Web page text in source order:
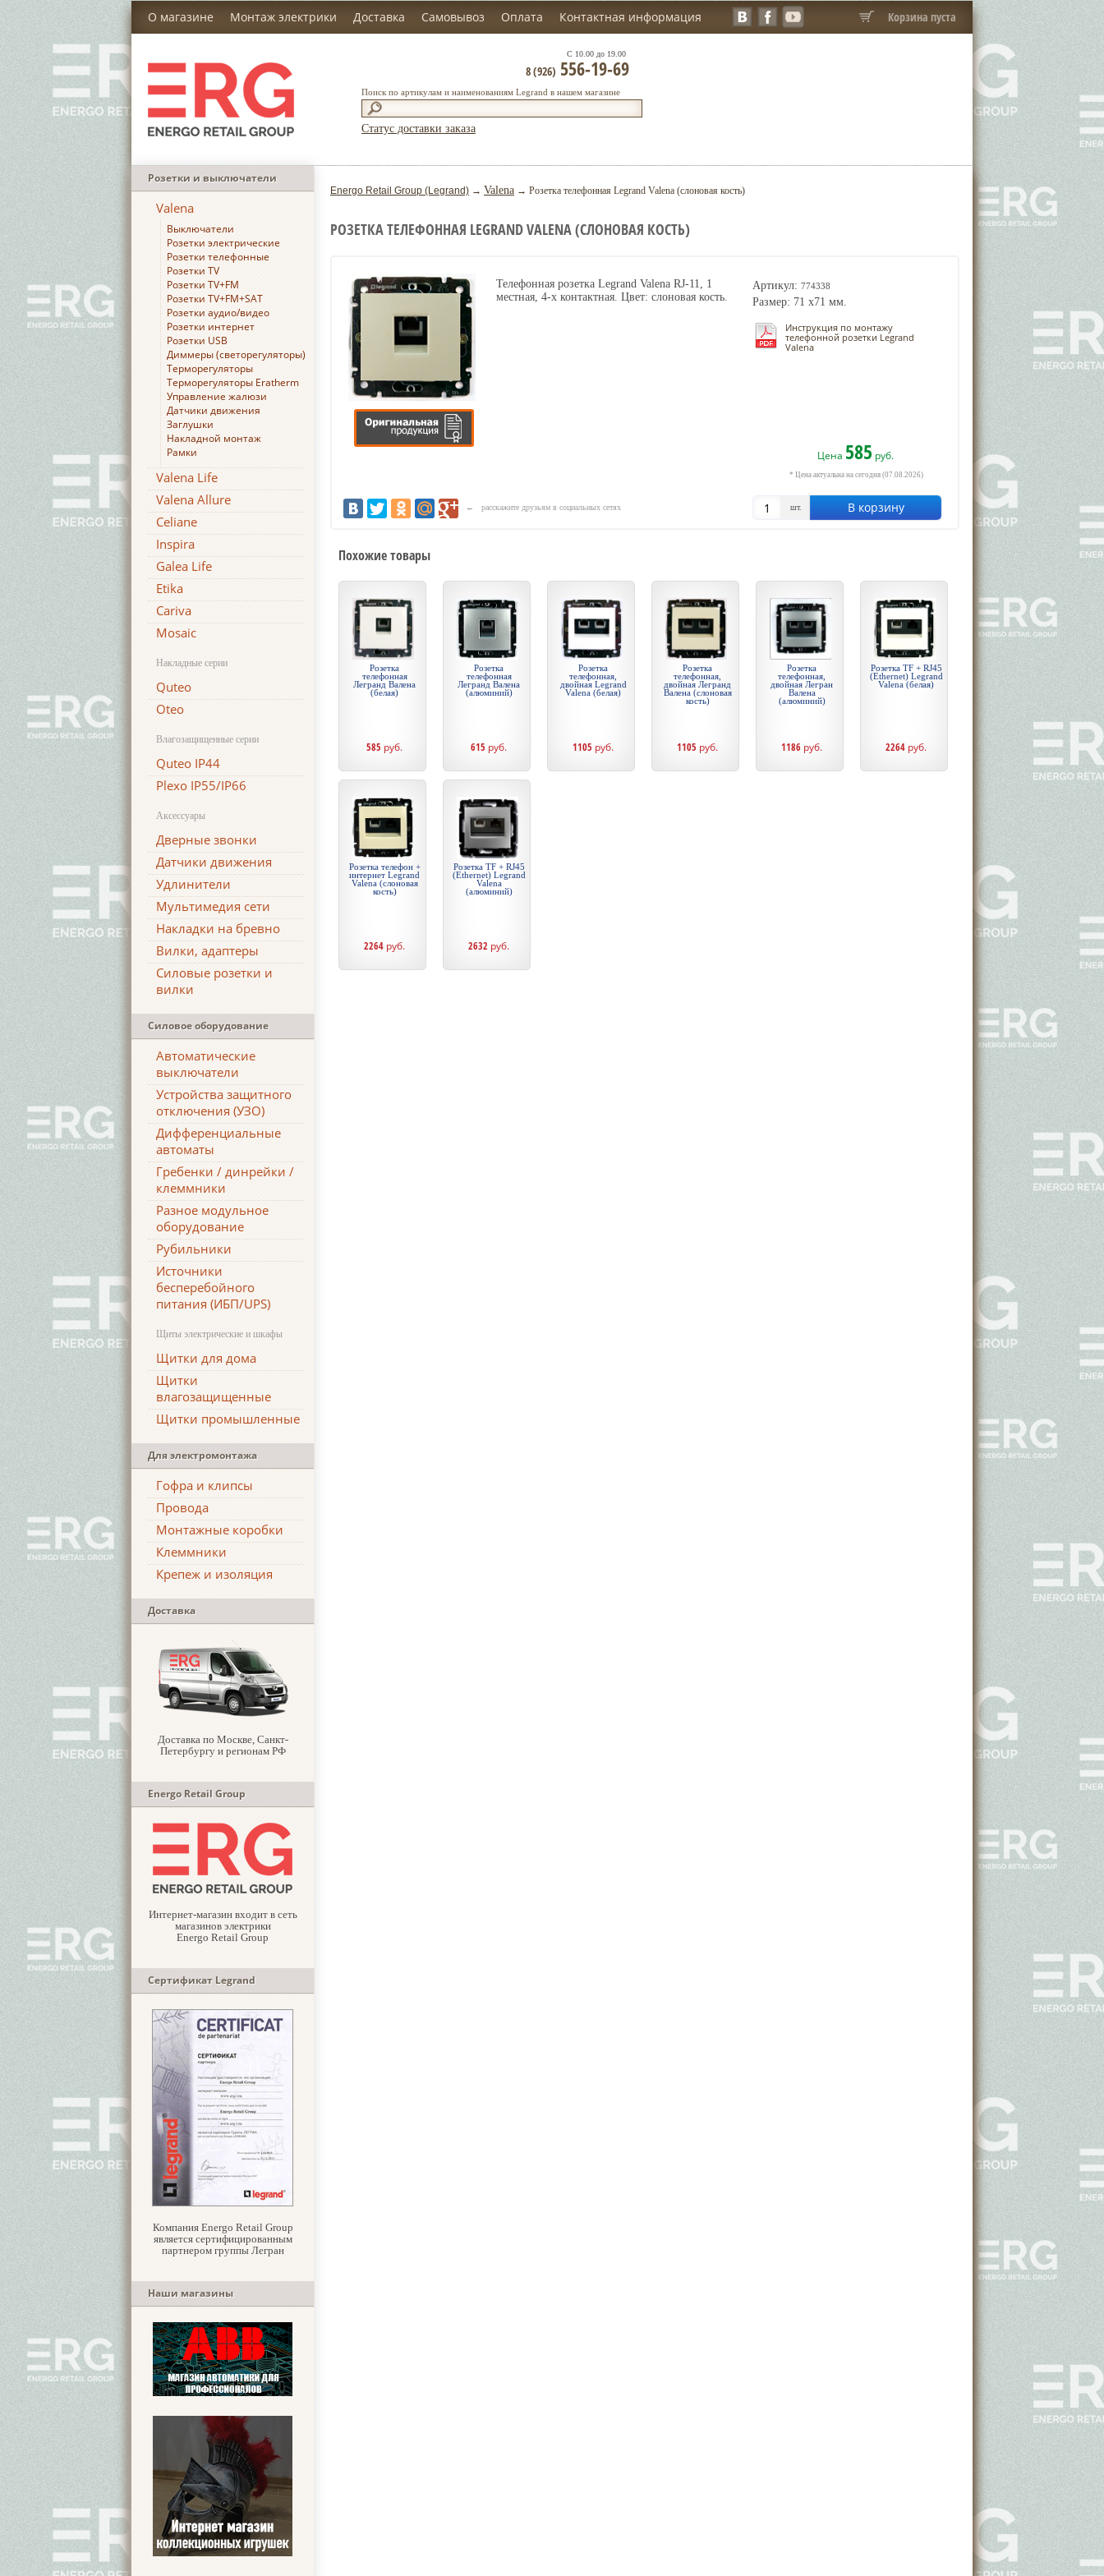
О магазине Монтаж электрики Доставка Самовывоз Оплата Контактная информация Корзина пуста
Поиск по артикулам и наименованиям Legrand в нашем магазине
С 10.00 до 19.00
8 (926) 556-19-69
Статус доставки заказа
Розетки и выключатели
Valena
Выключатели
Розетки электрические
Розетки телефонные
Розетки TV
Розетки TV+FM
Розетки TV+FM+SAT
Розетки аудио/видео
Розетки интернет
Розетки USB
Диммеры (светорегуляторы)
Терморегуляторы
Терморегуляторы Eratherm
Управление жалюзи
Датчики движения
Заглушки
Накладной монтаж
Рамки
Valena Life
Valena Allure
Celiane
Inspira
Galea Life
Etika
Cariva
Mosaic
Накладные серии
Quteo
Oteo
Влагозащищенные серии
Quteo IP44
Plexo IP55/IP66
Аксессуары
Дверные звонки
Датчики движения
Удлинители
Мультимедия сети
Накладки на бревно
Вилки, адаптеры
Силовые розетки и
вилки
Силовое оборудование
Автоматические
выключатели
Устройства защитного
отключения (УЗО)
Дифференциальные
автоматы
Гребенки / динрейки /
клеммники
Разное модульное
оборудование
Рубильники
Источники
бесперебойного
питания (ИБП/UPS)
Щиты электрические и шкафы
Щитки для дома
Щитки
влагозащищенные
Щитки промышленные
Для электромонтажа
Гофра и клипсы
Провода
Монтажные коробки
Клеммники
Крепеж и изоляция
Доставка
Доставка по Москве, Санкт-
Петербургу и регионам РФ
Energo Retail Group
Интернет-магазин входит в сеть
магазинов электрики
Energo Retail Group
Сертификат Legrand
Компания Energo Retail Group
является сертифицированным
партнером группы Легран
Наши магазины
Energo Retail Group (Legrand) → Valena → Розетка телефонная Legrand Valena (слоновая кость)
РОЗЕТКА ТЕЛЕФОННАЯ LEGRAND VALENA (СЛОНОВАЯ КОСТЬ)
Артикул: 774338
Размер: 71 x71 мм.
Инструкция по монтажу
телефонной розетки Legrand
Valena
Цена 585 руб.
* Цена актуальна на сегодня (07.08.2026)
шт. В корзину
Телефонная розетка Legrand Valena RJ-11, 1
местная, 4-х контактная. Цвет: слоновая кость.
← расскажите друзьям в социальных сетях
Похожие товары
Розетка
телефонная
Легранд Валена
(белая)
585 руб.
Розетка
телефонная
Легранд Валена
(алюминий)
615 руб.
Розетка
телефонная,
двойная Legrand
Valena (белая)
1105 руб.
Розетка
телефонная,
двойная Легранд
Валена (слоновая
кость)
1105 руб.
Розетка
телефонная,
двойная Легран
Валена
(алюминий)
1186 руб.
Розетка TF + RJ45
(Ethernet) Legrand
Valena (белая)
2264 руб.
Розетка телефон +
интернет Legrand
Valena (слоновая
кость)
2264 руб.
Розетка TF + RJ45
(Ethernet) Legrand
Valena
(алюминий)
2632 руб.